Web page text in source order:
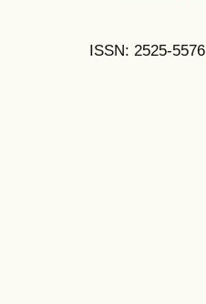
ISSN: 2525-5576